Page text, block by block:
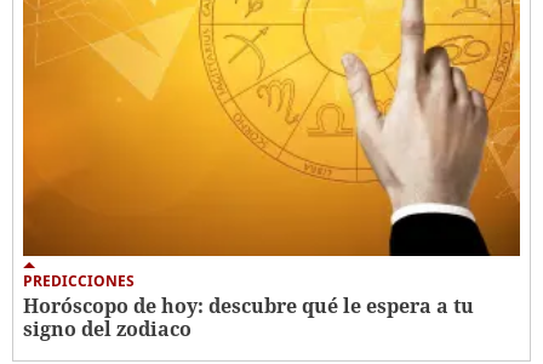
PREDICCIONES
Horóscopo de hoy: descubre qué le espera a tu
signo del zodiaco